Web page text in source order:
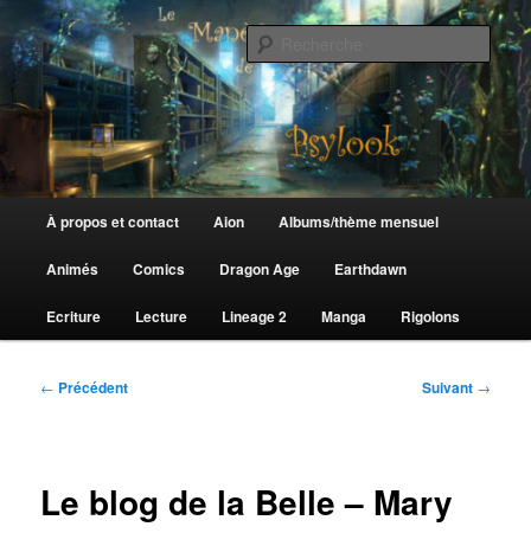
au
contenu
principalLe Manège de Psylook
principal
À propos et contact Aion Albums/thème mensuel
Animés Comics Dragon Age Earthdawn
Ecriture Lecture Lineage 2 Manga Rigolons
Navigation
← Précédent Suivant →
Le blog de la Belle – Mary